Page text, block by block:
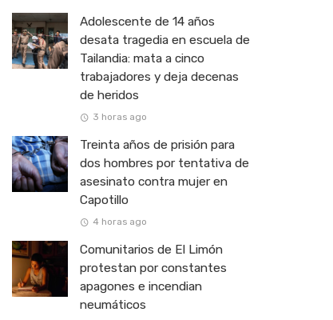
Adolescente de 14 años
desata tragedia en escuela de
Tailandia: mata a cinco
trabajadores y deja decenas
de heridos
3 horas ago
Treinta años de prisión para
dos hombres por tentativa de
asesinato contra mujer en
Capotillo
4 horas ago
Comunitarios de El Limón
protestan por constantes
apagones e incendian
neumáticos